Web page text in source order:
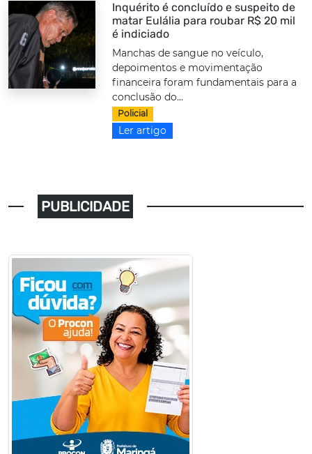
Inquérito é concluído e suspeito de
matar Eulália para roubar R$ 20 mil
é indiciado
Manchas de sangue no veículo,
depoimentos e movimentação
financeira foram fundamentais para a
conclusão do...
Policial
Ler artigo
PUBLICIDADE